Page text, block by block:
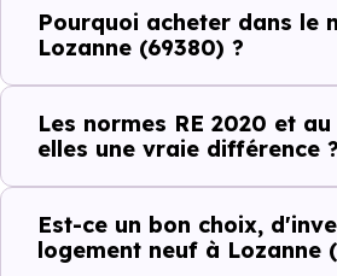
l’immobilier neuf
Pourquoi acheter dans le
Lozanne (69380) ?
Les normes RE 2020 et
elles une vraie différence ?
Est-ce un bon choix,
logement neuf à Lozanne